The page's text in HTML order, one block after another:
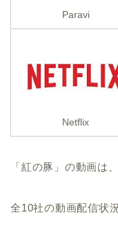
Paravi
Netflix
「紅の豚」の動画は、
全10社の動画配信状